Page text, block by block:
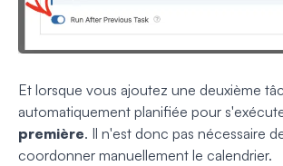
Et lorsque vous ajoutez une deuxième
automatiquement planifiée pour
première. Il n'est donc pas nécessaire
coordonner manuellement le calendrier.